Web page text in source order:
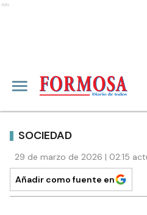
Ads
SOCIEDAD
29 de marzo de 2026 | 02:15
Añadir como fuente en